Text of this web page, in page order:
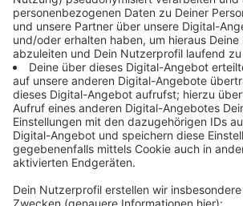
besonderen Video-Interview „Fünf
keine einzige Frage gestellt, sondern
einfach fünf Dinge in die Hand
das erzählt, was ihm als Erstes
Standardantworten, keine
sondern ganz persönliche Geschichten
für"!
Anzeige